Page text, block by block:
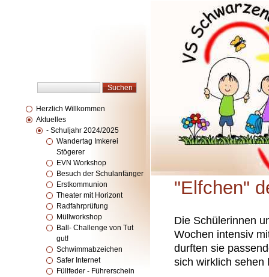
Herzlich Willkommen
Aktuelles
- Schuljahr 2024/2025
Wandertag Imkerei
Stögerer
EVN Workshop
Besuch der Schulanfänger
Erstkommunion
Theater mit Horizont
Radfahrprüfung
Müllworkshop
Ball- Challenge von Tut
gut!
Schwimmabzeichen
Safer Internet
Füllfeder - Führerschein
"Elfchen"
Die Schülerinnen
Wochen intensiv
durften sie
sich wirklich sehen